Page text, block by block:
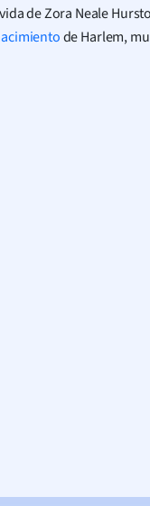
de Zora Neale
de Harlem,